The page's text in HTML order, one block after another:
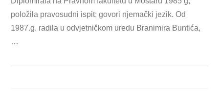
položila pravosudni ispit; govori njemački jezik. Od
1987.g. radila u odvjetničkom uredu Branimira Buntića,
…